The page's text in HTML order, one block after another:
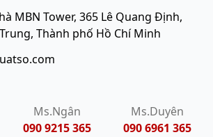
MBN Tower, 365 Lê Quang Định,
Thành phố Hồ Chí Minh
Ms.Ngân
090 9215 365
Ms.Duyên
090 6961 365